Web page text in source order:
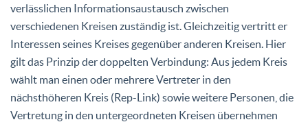
verlässlichen Informationsaustausch zwischen
verschiedenen Kreisen zuständig ist. Gleichzeitig vertritt er
Interessen seines Kreises gegenüber anderen Kreisen. Hier
gilt das Prinzip der doppelten Verbindung: Aus jedem Kreis
wählt man einen oder mehrere Vertreter in den
nächsthöheren Kreis (Rep-Link) sowie weitere Personen, die
Vertretung in den untergeordneten Kreisen übernehmen